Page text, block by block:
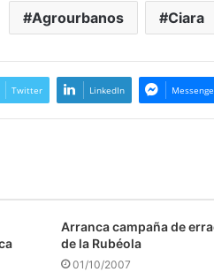
Agrourbanos Ciara
Twitter LinkedIn
Arranca campaña de
de la Rubéola
01/10/2007